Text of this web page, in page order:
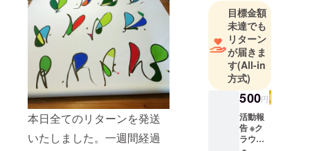
ects_preview&amp;fbclid=P
AAaaq0LzDeAtkz5JqCd2_C
Oy8sIZ2cCqoIaS6ltfAFjMZ2
VWvz4h5p3z5yn8何卒よろ
しくお願い申し上げます。
渋田薫
本日全てのリターンを発送
いたしました。一週間経過
に関心を抱
き、 音が色
や形と なっ
て現れる様
子を元に即
興的かつ共
いている。
これまでに
目標金額
未達でも
リターン
が届きま
す(All-in
方式)
500円
活動報
告 ※ク
ラウド